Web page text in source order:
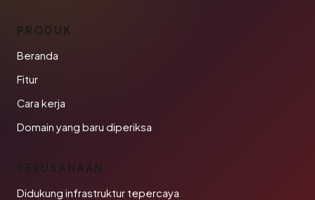
PRODUK
Beranda
Fitur
Cara kerja
Domain yang baru diperiksa
PERUSAHAAN
Didukung infrastruktur tepercaya